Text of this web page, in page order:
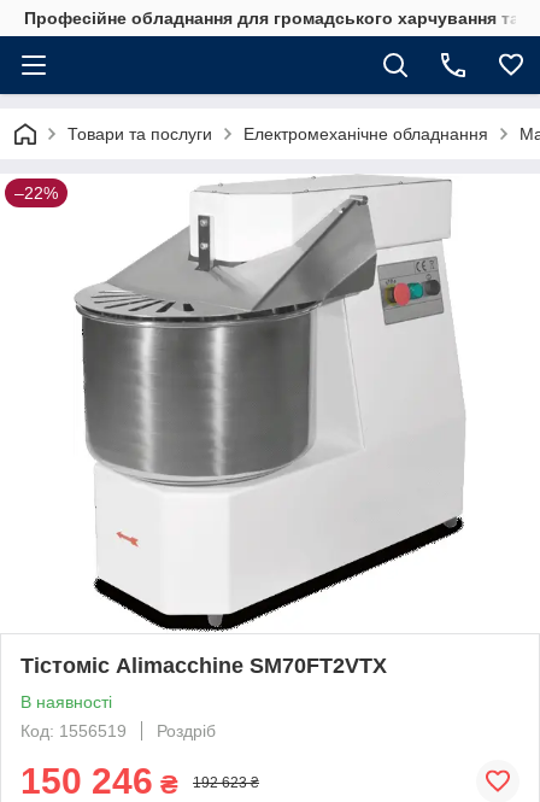
Професійне обладнання для громадського харчування та
Товари та послуги Електромеханічне обладнання
–22%
Тістоміс Alimacchine SM70FT2VTX
В наявності
Код: 1556519
Роздріб
150 246 ₴ 192 623 ₴